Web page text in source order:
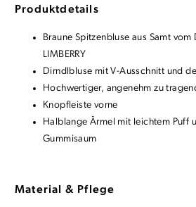
Produktdetails
Braune Spitzenbluse aus Samt vom
LIMBERRY
Dirndlbluse mit V-Ausschnitt und
Hochwertiger, angenehm zu
Knopfleiste vorne
Halblange Ärmel mit leichtem Puff
Gummisaum
Material & Pflege